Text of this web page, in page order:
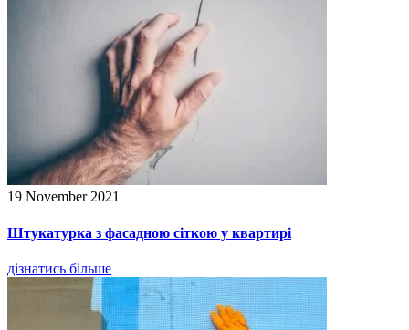
19 November 2021
Штукатурка з фасадною сіткою у квартирі
дізнатись більше